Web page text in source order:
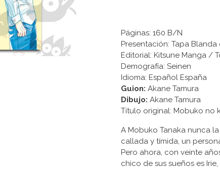
Páginas: 160 B/N
Presentación: Tapa
Editorial: Kitsune Manga /
Demografía: Seinen
Idioma: Español España
Guion: Akane Tamura
Dibujo: Akane Tamura
Título original: Mobuko no
A Mobuko Tanaka nunca
callada y tímida, un
Pero ahora, con veinte
chico de sus sueños es